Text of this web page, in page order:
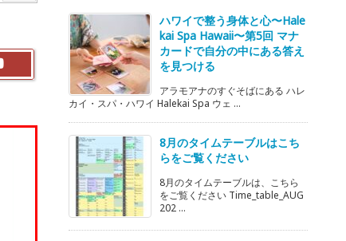
ハワイで整う身体と心〜Hale
kai Spa Hawaii〜第5回 マナ
カードで自分の中にある答え
を見つける
アラモアナのすぐそばにある ハレ
カイ・スパ・ハワイ Halekai Spa ウェ ...
8月のタイムテーブルはこち
らをご覧ください
8月のタイムテーブルは、こちら
をご覧ください Time_table_AUG
202 ...